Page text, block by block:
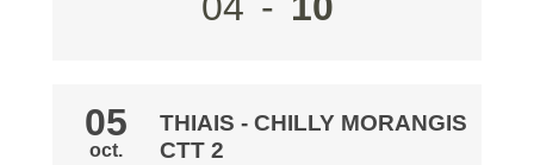
05
oct.
THIAIS - CHILLY MORANGIS
CTT 2